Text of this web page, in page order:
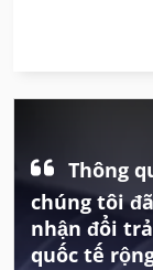
Máy In Nhãn
Máy Làm
Máy Lên Men
Thông
chúng tôi
nhận đổi
quốc tế